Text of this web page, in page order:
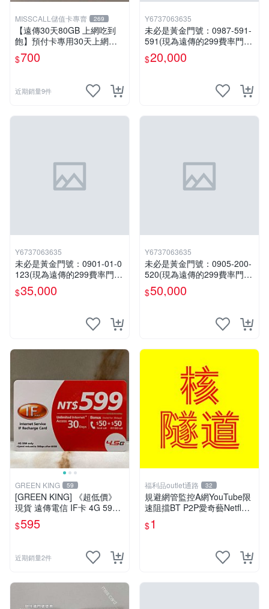
MISSCALL儲值卡專賣 269
【遠傳30天80GB 上網吃到
飽】預付卡專用30天上網補
充卡/儲值卡．台灣人可儲．I
nternet ifu．IF698⚡MissCall
$700
近期銷量9件
Y6737063635
未必是黃金門號：0987-591-
591(現為遠傳的299費率門
號，屆時將以無約狀態過
戶)。
$20,000
Y6737063635
未必是黃金門號：0901-01-0
123(現為遠傳的299費率門
號，屆時將以無約狀態過
戶)。
$35,000
Y6737063635
未必是黃金門號：0905-200-
520(現為遠傳的299費率門
號，屆時將以無約狀態過
戶)。
$50,000
GREEN KING 59
[GREEN KING] 《超低價》
現貨 遠傳電信 IF卡 4G 599 3
0天網路吃到飽 儲值卡 網卡
網路儲值卡 上網卡
$595
近期銷量2件
福利品outlet通路 32
規避網管監控A網YouTube限
速阻擋BT P2P愛奇藝Netflex
陸網B站Disney+必備VPN ser
ver
$1